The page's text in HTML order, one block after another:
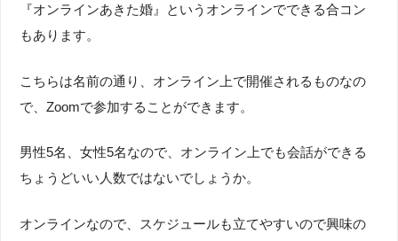
『オンラインあきた婚』というオンラインでできる合コン
もあります。
こちらは名前の通り、オンライン上で開催されるものなの
で、Zoomで参加することができます。
男性5名、女性5名なので、オンライン上でも会話ができる
ちょうどいい人数ではないでしょうか。
オンラインなので、スケジュールも立てやすいので興味の